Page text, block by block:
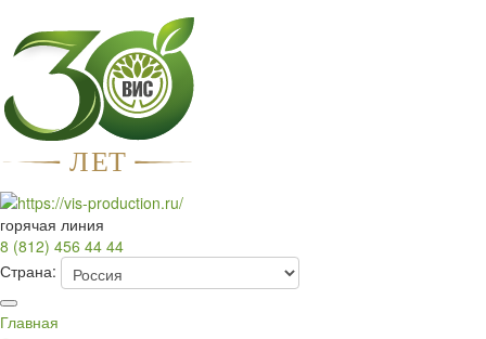
ЛЕТ
горячая линия
8 (812) 456 44 44
Страна:
Главная